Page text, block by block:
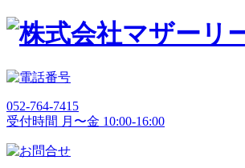
052-764-7415
受付時間 月〜金 10:00-16:00